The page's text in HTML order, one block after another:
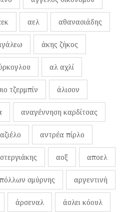
αελ αθανασιάδης
άκης ζήκος
αλ αχλί
τζερμπίν άλισον
αναγέννηση καρδίτσας
αντρέα πίρλο
αοξ αποελ
σμύρνης αργεντινή
άρσεναλ άσλει κόουλ